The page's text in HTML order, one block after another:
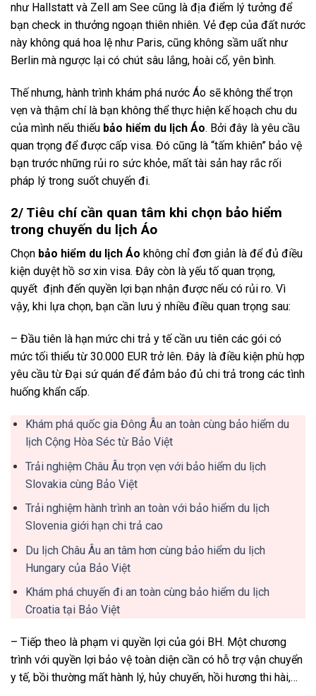
như Hallstatt và Zell am See cũng là địa điểm lý tưởng để
bạn check in thưởng ngoạn thiên nhiên. Vẻ đẹp của đất nước
này không quá hoa lệ như Paris, cũng không sầm uất như
Berlin mà ngược lại có chút sâu lắng, hoài cổ, yên bình.
Thế nhưng, hành trình khám phá nước Áo sẽ không thể trọn
vẹn và thậm chí là bạn không thể thực hiện kế hoạch chu du
của mình nếu thiếu bảo hiểm du lịch Áo. Bởi đây là yêu cầu
quan trọng để được cấp visa. Đó cũng là “tấm khiên” bảo vệ
bạn trước những rủi ro sức khỏe, mất tài sản hay rắc rối
pháp lý trong suốt chuyến đi.
2/ Tiêu chí cần quan tâm khi chọn bảo hiểm
trong chuyến du lịch Áo
Chọn bảo hiểm du lịch Áo không chỉ đơn giản là để đủ điều
kiện duyệt hồ sơ xin visa. Đây còn là yếu tố quan trọng,
quyết định đến quyền lợi bạn nhận được nếu có rủi ro. Vì
vậy, khi lựa chọn, bạn cần lưu ý nhiều điều quan trọng sau:
– Đầu tiên là hạn mức chi trả y tế cần ưu tiên các gói có
mức tối thiểu từ 30.000 EUR trở lên. Đây là điều kiện phù hợp
yêu cầu từ Đại sứ quán để đảm bảo đủ chi trả trong các tình
huống khẩn cấp.
Khám phá quốc gia Đông Âu an toàn cùng bảo hiểm du
lịch Cộng Hòa Séc từ Bảo Việt
Trải nghiệm Châu Âu trọn vẹn với bảo hiểm du lịch
Slovakia cùng Bảo Việt
Trải nghiệm hành trình an toàn với bảo hiểm du lịch
Slovenia giới hạn chi trả cao
Du lịch Châu Âu an tâm hơn cùng bảo hiểm du lịch
Hungary của Bảo Việt
Khám phá chuyến đi an toàn cùng bảo hiểm du lịch
Croatia tại Bảo Việt
– Tiếp theo là phạm vi quyền lợi của gói BH. Một chương
trình với quyền lợi bảo vệ toàn diện cần có hỗ trợ vận chuyển
y tế, bồi thường mất hành lý, hủy chuyến, hồi hương thi hài,…